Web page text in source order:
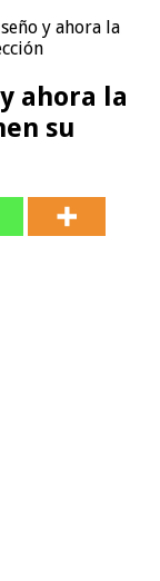
y ahora la
ahora la
su